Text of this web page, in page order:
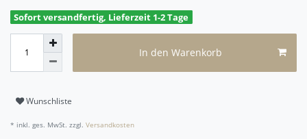
Sofort versandfertig, Lieferzeit 1-2 Tage
In den Warenkorb
Wunschliste
* inkl. ges. MwSt. zzgl. Versandkosten